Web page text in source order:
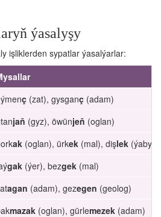
ýasalyşy
işliklerden sypatlar ýasalýarlar:
ç (zat), gysganç (adam)
jaň (gyz), öwünjeň (oglan)
ak (oglan), ürkek (mal), dişlek (ýaby)
gak (ýer), bezgek (mal)
agan (adam), gezegen (geolog)
mazak (oglan), gürlemezek (adam)